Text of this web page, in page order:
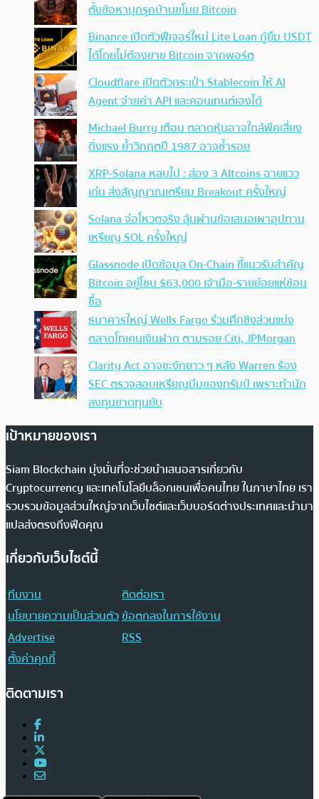
ตั้งข้อหาบุกรุกบ้านขโมย Bitcoin
Binance เปิดตัวฟีเจอร์ใหม่ Lite Loan กู้ยืม USDT
ได้โดยไม่ต้องขาย Bitcoin จากพอร์ต
Cloudflare เปิดตัวกระเป๋า Stablecoin ให้ AI
Agent จ่ายค่า API และคอนเทนต์เองได้
Michael Burry เตือน ตลาดหุ้นอาจใกล้พีคเสี่ยง
ดิ่งแรง ย้ำวิกฤตปี 1987 อาจซ้ำรอย
XRP-Solana หลบไป : ส่อง 3 Altcoins ฉายแวว
เด่น ส่งสัญญาณเตรียม Breakout ครั้งใหญ่
Solana จ่อโหวตจริง ลุ้นผ่านข้อเสนอเผาอุปทาน
เหรียญ SOL ครั้งใหญ่
Glassnode เปิดข้อมูล On-Chain ชี้แนวรับสำคัญ
Bitcoin อยู่โซน $63,000 เจ้ามือ-รายย่อยแห่ช้อน
ซื้อ
ธนาคารใหญ่ Wells Fargo ร่วมศึกชิงส่วนแบ่ง
ตลาดโทเคนเงินฝาก ตามรอย Citi, JPMorgan
Clarity Act อาจชะงักยาว ๆ หลัง Warren ร้อง
SEC ตรวจสอบเหรียญมีมของทรัมป์ เพราะทำนัก
ลงทุนขาดทุนยับ
เป้าหมายของเรา
Siam Blockchain มุ่งมั่นที่จะช่วยนำเสนอสารเกี่ยวกับ
Cryptocurrency และเทคโนโลยีบล็อกเชนเพื่อคนไทย ในภาษาไทย เรา
รวบรวมข้อมูลส่วนใหญ่จากเว็บไซต์และเว็บบอร์ดต่างประเทศและนำมา
แปลส่งตรงถึงฟีดคุณ
เกี่ยวกับเว็บไซต์นี้
ทีมงาน
ติดต่อเรา
นโยบายความเป็นส่วนตัวข้อตกลงในการใช้งาน
Advertise
RSS
ตั้งค่าคุกกี้
ติดตามเรา